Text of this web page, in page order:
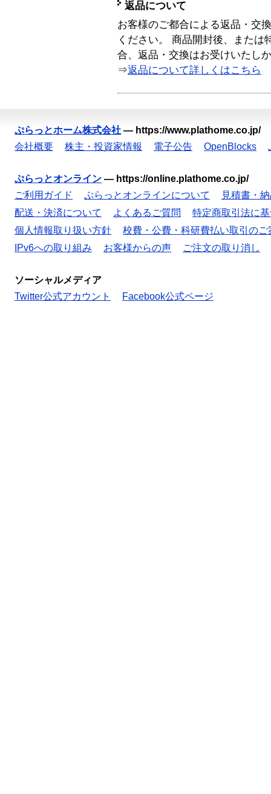
返品について
お客様のご都合による返品・交
ください。 商品開封後、または
合、返品・交換はお受けいたし
⇒返品について詳しくはこちら
ぷらっとホーム株式会社 — https://www.plathome.co.jp/
会社概要
株主・投資家情報 電子公告 OpenBlocks
ぷらっとオンライン — https://online.plathome.co.jp/
ご利用ガイド
ぷらっとオンラインについて
見積書・
配送・決済について
よくあるご質問
特定商取引法に
個人情報取り扱い方針
校費・公費・科研費払い取引のご
IPv6への取り組み
お客様からの声 ご注文の取り消し
ソーシャルメディア
Twitter公式アカウント
Facebook公式ページ